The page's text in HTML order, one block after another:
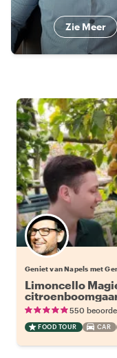
Zie Meer
Geniet van Napels met
Limoncello
550
FOOD TOUR CAR